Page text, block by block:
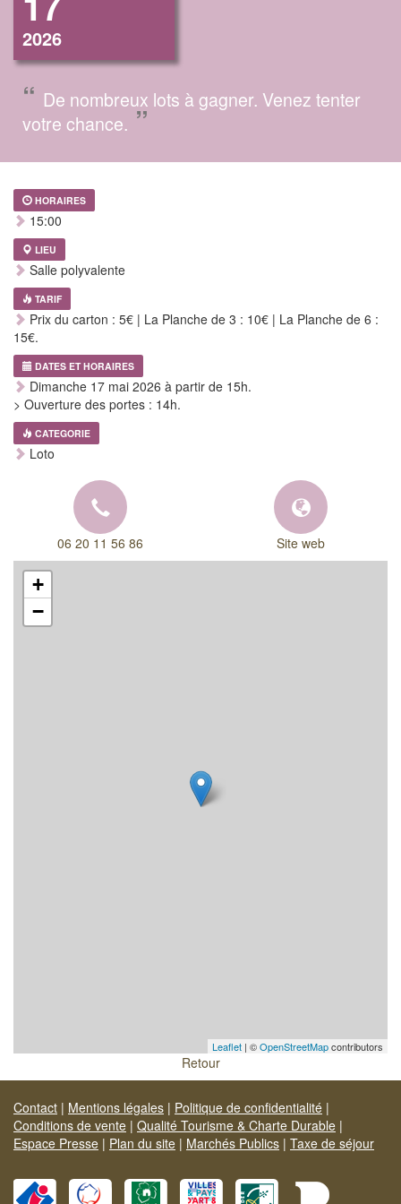
2026
“ De nombreux lots à gagner. Venez tenter
votre chance. ”
HORAIRES
15:00
LIEU
Salle polyvalente
TARIF
Prix du carton : 5€ | La Planche de 3 : 10€ | La Planche de 6 :
15€.
DATES ET HORAIRES
Dimanche 17 mai 2026 à partir de 15h.
> Ouverture des portes : 14h.
CATEGORIE
Loto
06 20 11 56 86 Site web
+
−
Leaflet | ©OpenStreetMapcontributors
Retour
Contact | Mentions légales | Politique de confidentialité |
Conditions de vente | Qualité Tourisme & Charte Durable |
Espace Presse | Plan du site | Marchés Publics | Taxe de séjour